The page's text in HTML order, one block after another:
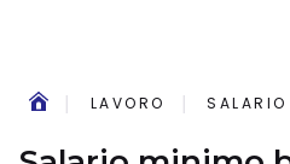
LAVORO